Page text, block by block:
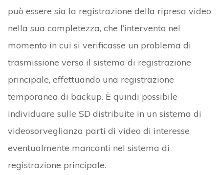
può essere sia la registrazione della ripresa video
nella sua completezza, che l’intervento nel
momento in cui si verificasse un problema di
trasmissione verso il sistema di registrazione
principale, effettuando una registrazione
temporanea di backup. È quindi possibile
individuare sulle SD distribuite in un sistema di
videosorveglianza parti di video di interesse
eventualmente mancanti nel sistema di
registrazione principale.